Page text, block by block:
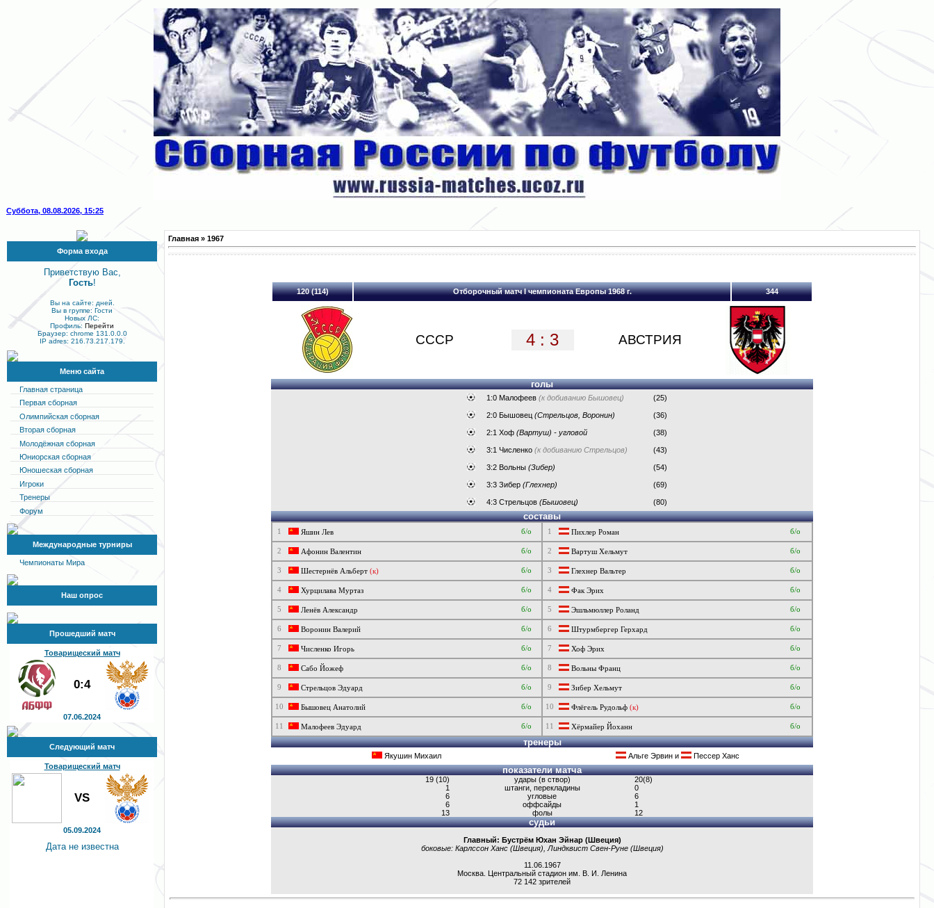
Суббота, 08.08.2026, 15:25
Форма входа
Приветствую Вас,
Гость!
Вы на сайте: дней.
Вы в группе: Гости
Новых ЛС:
Профиль: Перейти
Браузер: chrome 131.0.0.0
IP adres: 216.73.217.179.
Меню сайта
Главная страница
Первая сборная
Олимпийская сборная
Вторая сборная
Молодёжная сборная
Юниорская сборная
Юношеская сборная
Игроки
Тренеры
Форум
Международные турниры
Чемпионаты Мира
Наш опрос
Прошедший матч
Товарищеский матч
0:4
07.06.2024
Следующий матч
Товарищеский матч
VS
05.09.2024
Дата не известна
Главная » 1967
120 (114) Отборочный матч I чемпионата Европы 1968 г. 344
СССР 4 : 3 АВСТРИЯ
голы
1:0 Малофеев (к добиванию Бышовец) (25)
2:0 Бышовец (Стрельцов, Воронин) (36)
2:1 Хоф (Вартуш) - угловой (38)
3:1 Численко (к добиванию Стрельцов) (43)
3:2 Вольны (Зибер) (54)
3:3 Зибер (Глехнер) (69)
4:3 Стрельцов (Бышовец) (80)
составы
1 Яшин Лев б/о
2 Афонин Валентин б/о
3 Шестернёв Альберт (к) б/о
4 Хурцилава Муртаз б/о
5 Ленёв Александр б/о
6 Воронин Валерий б/о
7 Численко Игорь б/о
8 Сабо Йожеф б/о
9 Стрельцов Эдуард б/о
10 Бышовец Анатолий б/о
11 Малофеев Эдуард б/о
1 Пихлер Роман б/о
2 Вартуш Хельмут б/о
3 Глехнер Вальтер б/о
4 Фак Эрих б/о
5 Эшльмюллер Роланд б/о
6 Штурмбергер Герхард б/о
7 Хоф Эрих б/о
8 Вольны Франц б/о
9 Зибер Хельмут б/о
10 Флёгель Рудольф (к) б/о
11 Хёрмайер Йоханн б/о
тренеры
Якушин Михаил Альге Эрвин и Пессер Ханс
показатели матча
19 (10) удары (в створ)
20(8)
1
штанги, перекладины
0
6
угловые
6
6
оффсайды
1
13
фолы 12
судьи
Главный: Бустрём Юхан Эйнар (Швеция)
боковые: Карлссон Ханс (Швеция) Линдквист Свен-Руне (Швеция)
11.06.1967
Москва Центральный стадион им. В. И. Ленина
72 142 зрителей